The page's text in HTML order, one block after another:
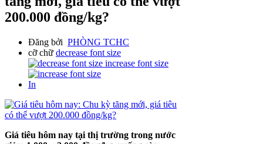
200.000 đồng/kg?
Đăng bởi PHÒNG TCHC
cỡ chữ decrease font size
increase font size
In
Giá tiêu hôm nay tại thị trường trong nước